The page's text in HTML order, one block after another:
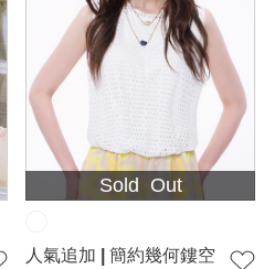
Sold Out
人氣追加 | 簡約幾何鏤空